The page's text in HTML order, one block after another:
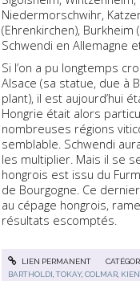
Niedermorschwihr,
(Ehrenkirchen),
Schwendi en Allemagne
Si l’on a pu longtemps
Alsace (sa statue, due à
plant), il est aujourd’hui
Hongrie était alors
nombreuses régions
semblable. Schwendi
les multiplier. Mais il se
hongrois est issu du
de Bourgogne. Ce
au cépage hongrois,
résultats escomptés.
LIEN PERMANENT
BARTHOLDI ,TOKAY,COLMAR